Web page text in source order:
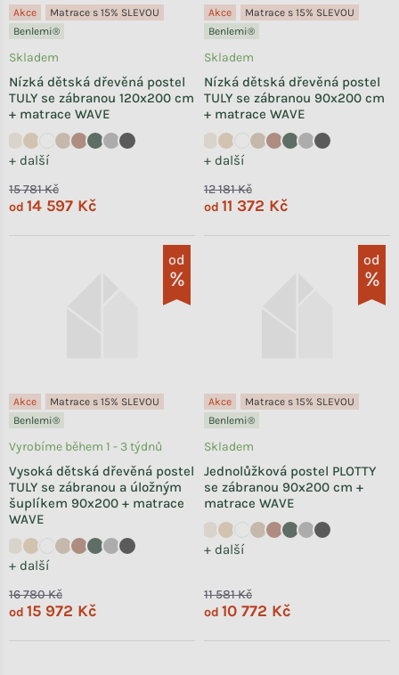
Akce
Matrace s 15% SLEVOU
Benlemi®
Nízká dětská dřevěná postel
TULY se zábranou 120x200 cm
+ matrace WAVE
+ další
Skladem
15 781 Kč
od 14 597 Kč
Akce
Matrace s 15% SLEVOU
Benlemi®
Nízká dětská dřevěná postel
TULY se zábranou 90x200 cm
+ matrace WAVE
+ další
Skladem
12 181 Kč
od 11 372 Kč
od
Akce
Matrace s 15% SLEVOU
Benlemi®
Vysoká dětská dřevěná postel
TULY se zábranou a úložným
šuplíkem 90x200 + matrace
WAVE
+ další
Vyrobíme během 1 - 3 týdnů
16 780 Kč
od 15 972 Kč
od
Akce
Matrace s 15% SLEVOU
Benlemi®
Jednolůžková postel PLOTTY
se zábranou 90x200 cm +
matrace WAVE
+ další
Skladem
11 581 Kč
od 10 772 Kč